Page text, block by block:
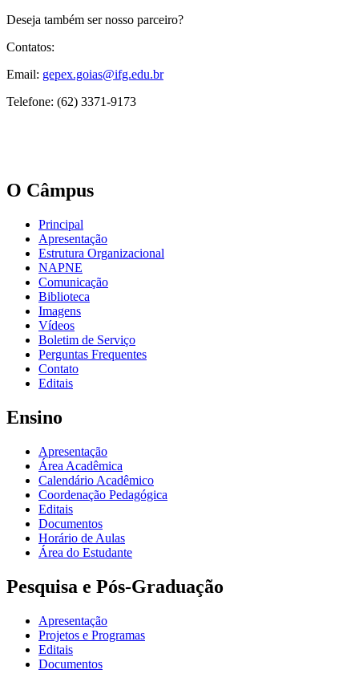
Deseja também ser nosso parceiro?
Contatos:
Email: gepex.goias@ifg.edu.br
Telefone: (62) 3371-9173
O Câmpus
Principal
Apresentação
Estrutura Organizacional
NAPNE
Comunicação
Biblioteca
Imagens
Vídeos
Boletim de Serviço
Perguntas Frequentes
Contato
Editais
Ensino
Apresentação
Área Acadêmica
Calendário Acadêmico
Coordenação Pedagógica
Editais
Documentos
Horário de Aulas
Área do Estudante
Pesquisa e Pós-Graduação
Apresentação
Projetos e Programas
Editais
Documentos